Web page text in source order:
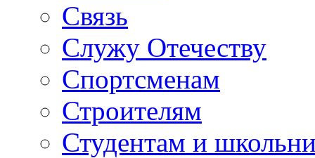
Связь
Служу Отечеству
Спортсменам
Строителям
Студентам и